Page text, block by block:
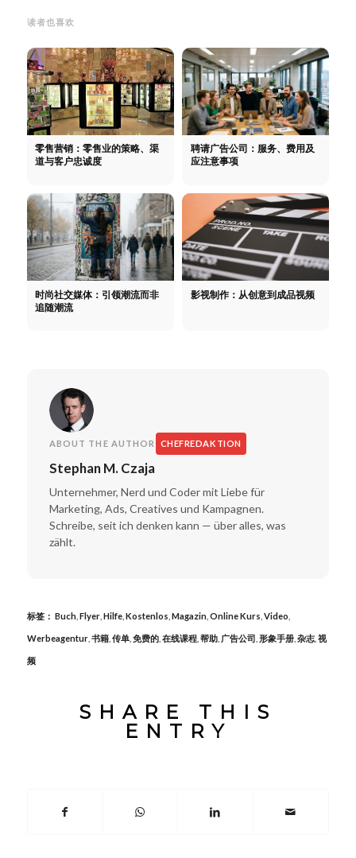
读者也喜欢
零售营销：零售业的策略、渠
道与客户忠诚度
聘请广告公司：服务、费用及
应注意事项
时尚社交媒体：引领潮流而非
追随潮流
影视制作：从创意到成品视频
ABOUT THE AUTHOR CHEFREDAKTION
Stephan M. Czaja
Unternehmer, Nerd und Coder mit Liebe für
Marketing, Ads, Creatives und Kampagnen.
Schreibe, seit ich denken kann — über alles, was
zählt.
标签： Buch, Flyer, Hilfe, Kostenlos Magazin, Online Kurs Video
Werbeagentur, 书籍, 传单, 免费的, 在线课程, 帮助, 广告公司 形象手册, 杂志, 视
频
SHARE THIS
ENTRY